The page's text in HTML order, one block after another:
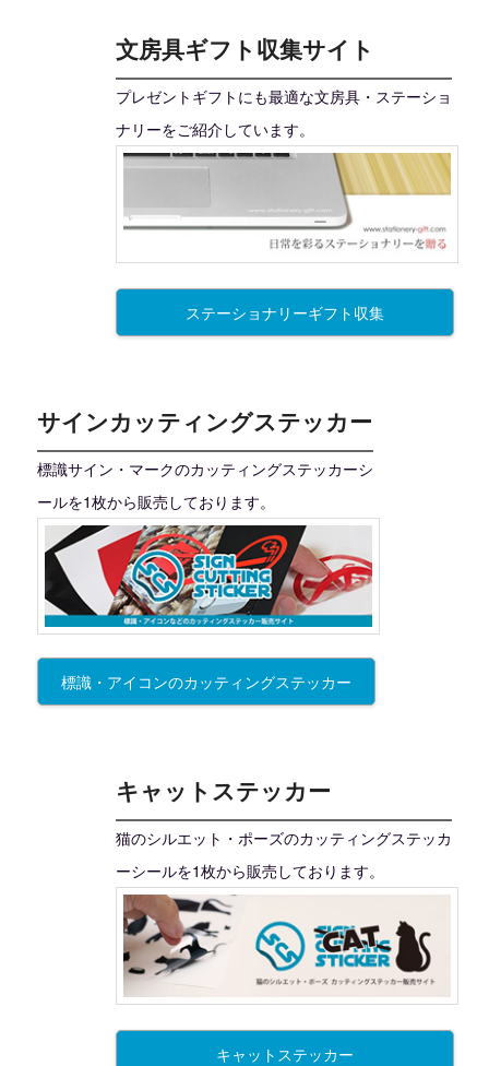
文房具ギフト収集サイト
プレゼントギフトにも最適な文房具・ステーショ
ナリーをご紹介しています。
ステーショナリーギフト収集
サインカッティングステッカー
標識サイン・マークのカッティングステッカーシ
ールを1枚から販売しております。
標識・アイコンのカッティングステッカー
キャットステッカー
猫のシルエット・ポーズのカッティングステッカ
ーシールを1枚から販売しております。
キャットステッカー